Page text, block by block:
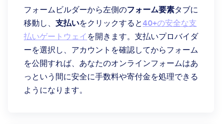
フォームビルダーから左側のフォーム要素タブに
移動し、 支払いをクリックすると40+の安全な支
払いゲートウェイ を開きます。支払いプロバイダ
ーを選択し、アカウントを確認してからフォーム
を公開すれば、あなたのオンラインフォームはあ
っという間に安全に手数料や寄付金を処理できる
ようになります。